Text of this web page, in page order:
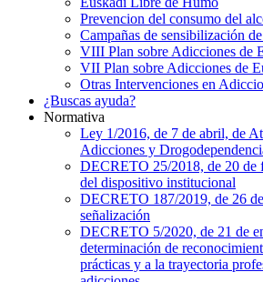
Prevencion del consumo del
Campañas de sensibilización
VIII Plan sobre Adicciones de
VII Plan sobre Adicciones de
Otras Intervenciones en
¿Buscas ayuda?
Normativa
Ley 1/2016, de 7 de abril, de
Adicciones y
DECRETO 25/2018, de 20 de
del dispositivo institucional
DECRETO 187/2019, de 26
señalización
DECRETO 5/2020, de 21 de
determinación de
prácticas y a la trayectoria